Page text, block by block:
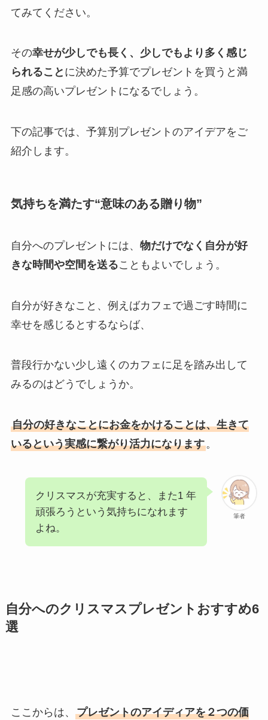
てみてください。
その幸せが少しでも長く、少しでもより多く感じ
られること に決めた予算でプレゼントを買うと満
足感の高いプレゼントになるでしょう。
下の記事では、予算別プレゼントのアイデアをご
紹介します。
気持ちを満たす“意味のある贈り物”
自分へのプレゼントには、 物だけでなく自分が好
きな時間や空間を送ることもよいでしょう。
自分が好きなこと、例えばカフェで過ごす時間に
幸せを感じるとするならば、
普段行かない少し遠くのカフェに足を踏み出して
みるのはどうでしょうか。
自分の好きなことにお金をかけることは、生きて
いるという実感に繋がり活力になります。
筆者
クリスマスが充実すると、また1 年
頑張ろうという気持ちになれます
よね。
自分へのクリスマスプレゼントおすすめ6
選
ここからは、 プレゼントのアイディアを２つの価